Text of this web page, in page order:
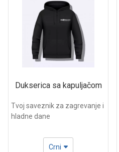
Dukserica sa kapuljačom
Tvoj saveznik za zagrevanje i
hladne dane
Crni